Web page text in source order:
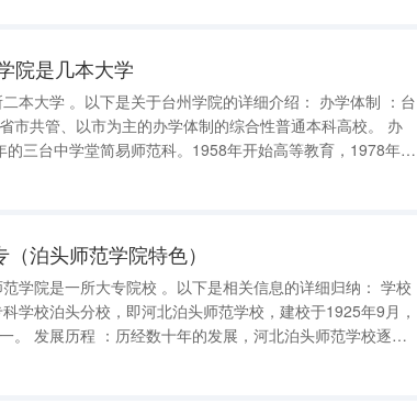
院是几本大学
共管、以市为主的办学体制的综合性普通本科高校。 办
泊头师范学院特色）
校逐步
，承载着重要的教育使命，一直致力于培养优秀的教育人